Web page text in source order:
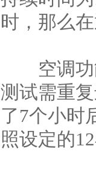
时，那么
空调功能
测试需重
了7个小时
照设定的